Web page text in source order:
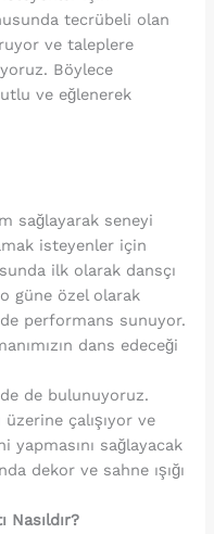
tecrübeli olan
ve taleplere
Böylece
ve eğlenerek
sağlayarak seneyi
isteyenler için
ilk olarak dansçı
güne özel olarak
performans sunuyor.
dans edeceği
de bulunuyoruz.
üzerine çalışıyor ve
sağlayacak
dekor ve sahne ışığı
Nasıldır?